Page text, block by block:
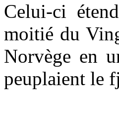
Celui-ci
moitié du
Norvège en
peuplaient le